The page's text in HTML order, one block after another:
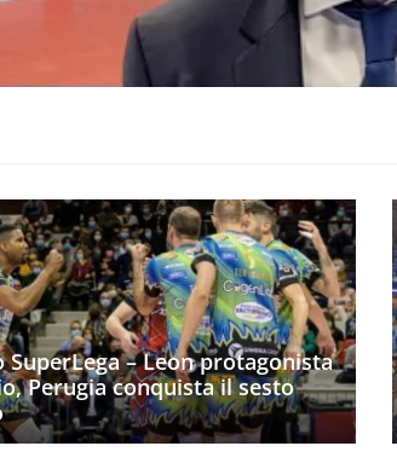
SuperLega – Leon protagonista
Perugia conquista il sesto